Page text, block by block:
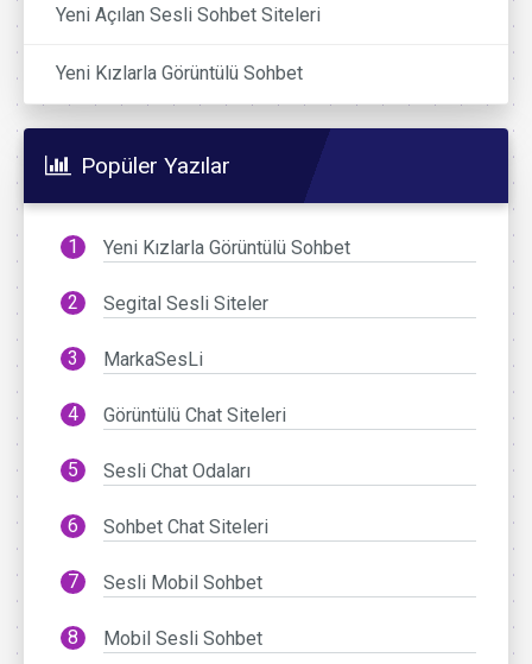
Yeni Açılan Sesli Sohbet Siteleri
Yeni Kızlarla Görüntülü Sohbet
Popüler Yazılar
Yeni Kızlarla Görüntülü Sohbet
Segital Sesli Siteler
MarkaSesLi
Görüntülü Chat Siteleri
Sesli Chat Odaları
Sohbet Chat Siteleri
Sesli Mobil Sohbet
Mobil Sesli Sohbet